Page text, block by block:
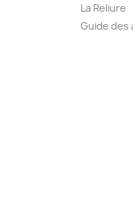
La Reliure
Guide des